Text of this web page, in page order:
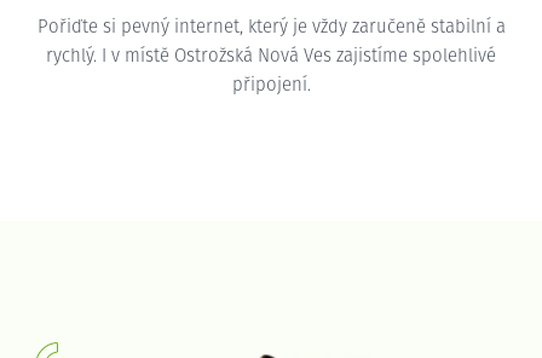
Pořiďte si pevný internet, který je vždy zaručeně stabilní a
rychlý. I v místě Ostrožská Nová Ves zajistíme spolehlivé
připojení.